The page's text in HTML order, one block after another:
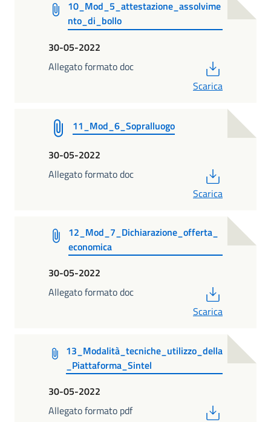
10_Mod_5_attestazione_assolvime
nto_di_bollo
30-05-2022
Allegato formato doc
Scarica
11_Mod_6_Sopralluogo
30-05-2022
Allegato formato doc
Scarica
12_Mod_7_Dichiarazione_offerta_
economica
30-05-2022
Allegato formato doc
Scarica
13_Modalità_tecniche_utilizzo_della
_Piattaforma_Sintel
30-05-2022
Allegato formato pdf